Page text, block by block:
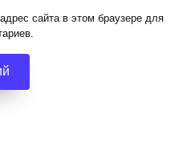
сайта в этом браузере для